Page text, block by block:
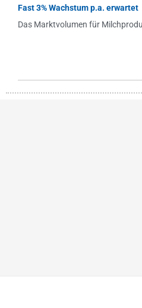
Fast 3% Wachstum p.a. erwartet
Das Marktvolumen für